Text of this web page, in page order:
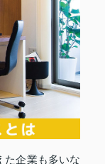
た企業も多いな